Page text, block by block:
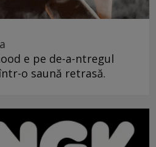
e pe de-a-ntregul
o saună retrasă.